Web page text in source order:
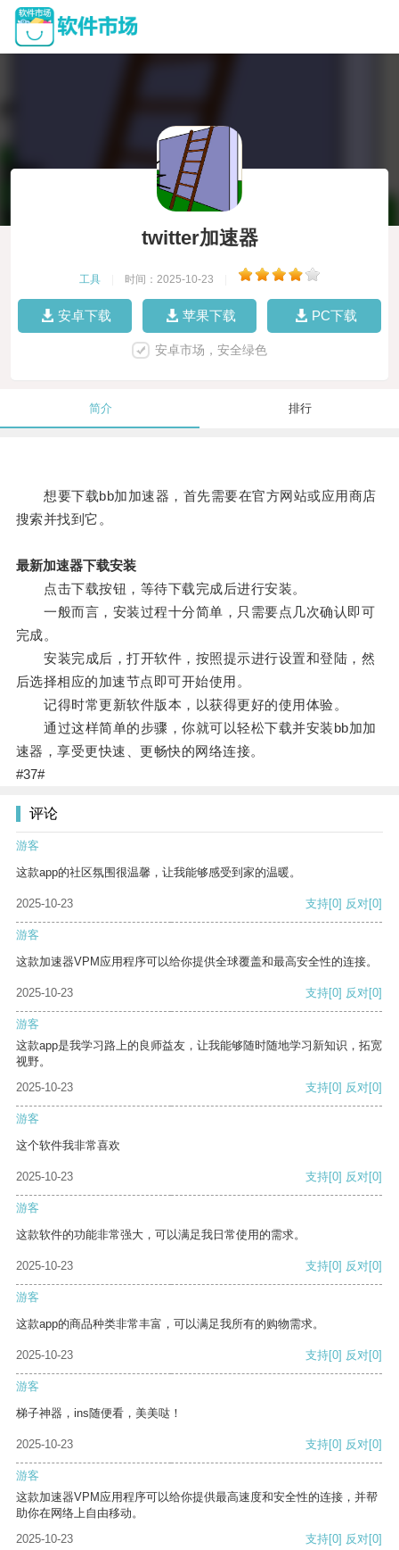
twitter加速器
工具 时间：2025-10-23
安卓下载 苹果下载 PC下载
安卓市场，安全绿色
简介 排行
想要下载bb加加速器，首先需要在官方网站或应用商店
搜索并找到它。
最新加速器下载安装
点击下载按钮，等待下载完成后进行安装。
一般而言，安装过程十分简单，只需要点几次确认即可
完成。
安装完成后，打开软件，按照提示进行设置和登陆，然
后选择相应的加速节点即可开始使用。
记得时常更新软件版本，以获得更好的使用体验。
通过这样简单的步骤，你就可以轻松下载并安装bb加加
速器，享受更快速、更畅快的网络连接。
#37#
评论
游客
这款app的社区氛围很温馨，让我能够感受到家的温暖。
2025-10-23 支持[0] 反对[0]
游客
这款加速器VPM应用程序可以给你提供全球覆盖和最高安全性的连接。
2025-10-23 支持[0] 反对[0]
游客
这款app是我学习路上的良师益友，让我能够随时随地学习新知识，拓宽
视野。
2025-10-23
支持[0] 反对[0]
游客
这个软件我非常喜欢
2025-10-23 支持[0] 反对[0]
游客
这款软件的功能非常强大，可以满足我日常使用的需求。
2025-10-23 支持[0] 反对[0]
游客
这款app的商品种类非常丰富，可以满足我所有的购物需求。
2025-10-23 支持[0] 反对[0]
游客
梯子神器，ins随便看，美美哒！
2025-10-23 支持[0] 反对[0]
游客
这款加速器VPM应用程序可以给你提供最高速度和安全性的连接，并帮
助你在网络上自由移动。
2025-10-23
支持[0] 反对[0]